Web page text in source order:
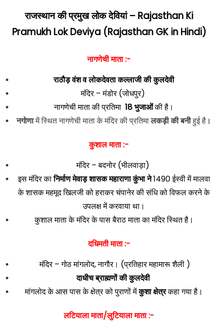
राजस्थान की प्रमुख लोक देवियां– Rajasthan Ki
Pramukh Lok Deviya (Rajasthan GK in Hindi)
नागणेची माता :-
राठौड़ वंश व लोकदेवता कल्लाजी की कुलदेवी
मंदिर – मंडोर (जोधपुर)
नागणेची माता की प्रतिमा 18 भुजाओंकी है।
नगोणामें स्थित नागणेची माता के मंदिर की प्रतिमालकड़ी की बनीहुई है ।
कुशाल माता :-
मंदिर – बदनोर (भीलवाड़ा)
इस मंदिर कानिर्माण मेवाड़ शासक महाराणा कुंभा ने1490 ईस्वी में मालवा
के शासक महमूद खिलजी को हराकर चंपानेर की संधि को विफल करने के
उपलक्ष में करवाया था।
कुशाल माता के मंदिर के पास बैराठ माता का मंदिर स्थित है।
दधिमती माता :-
मंदिर – गोठ मांगलोद, नागौर। (प्रतिहार महामारू शैली )
दाधीच ब्राह्मणों की कुलदेवी
मांगलोद के आस पास के क्षेत्र को पुराणों मेंकुशा क्षेत्रकहा गया है।
लटियाला माता/लुटियाला माता :-